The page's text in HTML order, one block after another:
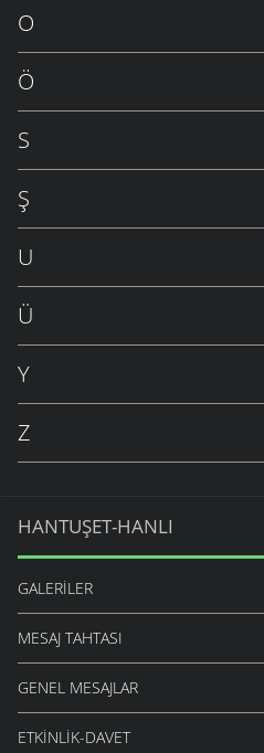
O
Ö
S
Ş
U
Ü
Y
Z
HANTUŞET-HANLI
GALERILER
MESAJ TAHTASI
GENEL MESAJLAR
ETKINLIK-DAVET